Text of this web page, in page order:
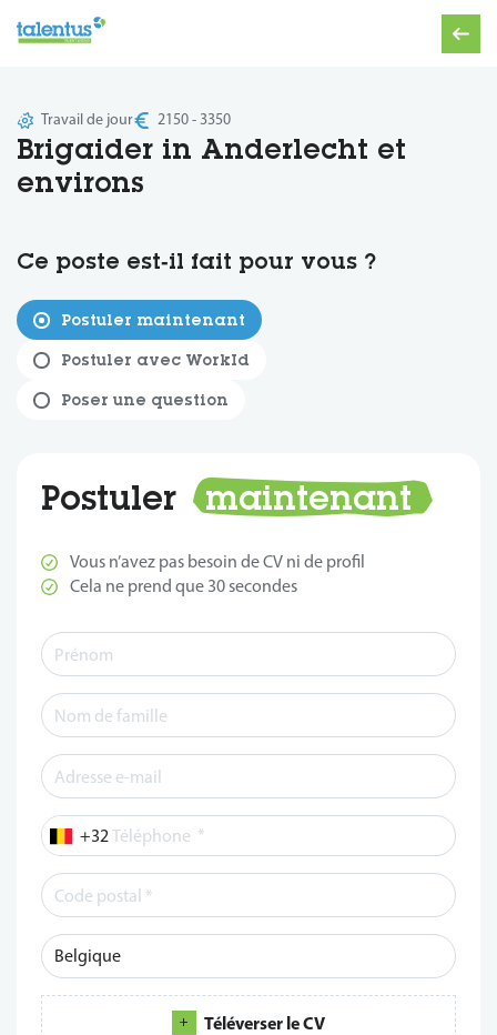
Brigaider in Anderlecht et
environs
Travail de jour 2150 - 3350
Ce poste est‑il fait pour vous ?
Postuler maintenant
Postuler avec WorkId
Poser une question
Postuler maintenant
Vous n’avez pas besoin de CV ni de profil
Cela ne prend que 30 secondes
Téléphone *
Téléverser le CV